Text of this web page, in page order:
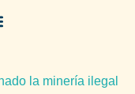
la minería ilegal